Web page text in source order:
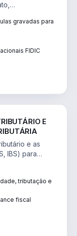
gravadas para
FIDIC
E
e as
IBS) para
tributação e
fiscal